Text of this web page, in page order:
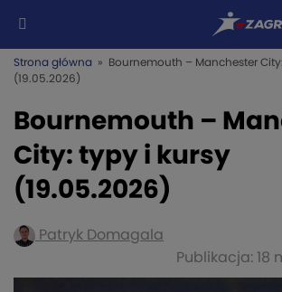
Strona główna » Bournemouth – Manchester
(19.05.2026)
Bournemouth –
City: typy i kursy
(19.05.2026)
Patryk Domagala
Publikacja: 18